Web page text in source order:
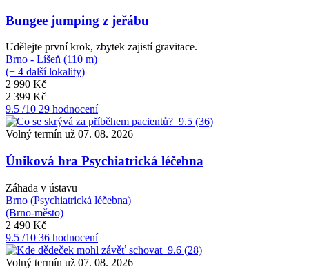
Bungee jumping z jeřábu
Udělejte první krok, zbytek zajistí gravitace.
Brno - Líšeň (110 m)
(+ 4 další lokality)
2 990 Kč
2 399 Kč
9.5 /10 29 hodnocení
9.5 (36)
Volný termín už 07. 08. 2026
Úniková hra Psychiatrická léčebna
Záhada v ústavu
Brno (Psychiatrická léčebna)
(Brno-město)
2 490 Kč
9.5 /10 36 hodnocení
9.6 (28)
Volný termín už 07. 08. 2026